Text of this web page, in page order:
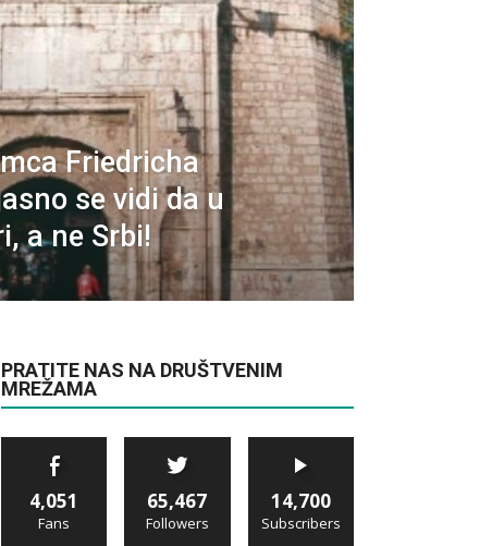
Friedricha
se vidi da u
a ne Srbi!
PRATITE NAS NA DRUŠTVENIM
MREŽAMA
4,051
Fans
65,467
Followers
14,700
Subscribers